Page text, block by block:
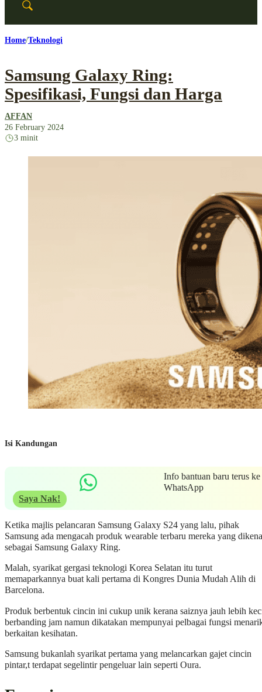
Home Teknologi
Samsung Galaxy Ring:
Spesifikasi, Fungsi dan Harga
AFFAN
26 February 2024
3 minit
Isi Kandungan
Info bantuan baru terus ke
WhatsApp
Saya Nak!
Ketika majlis pelancaran Samsung Galaxy S24 yang lalu, pihak
Samsung ada mengacah produk wearable terbaru mereka yang
sebagai Samsung Galaxy Ring.
Malah, syarikat gergasi teknologi Korea Selatan itu turut
memaparkannya buat kali pertama di Kongres Dunia Mudah Alih di
Barcelona.
Produk berbentuk cincin ini cukup unik kerana saiznya jauh lebih
berbanding jam namun dikatakan mempunyai pelbagai fungsi
berkaitan kesihatan.
Samsung bukanlah syarikat pertama yang melancarkan gajet cincin
pintar,t terdapat segelintir pengeluar lain seperti Oura.